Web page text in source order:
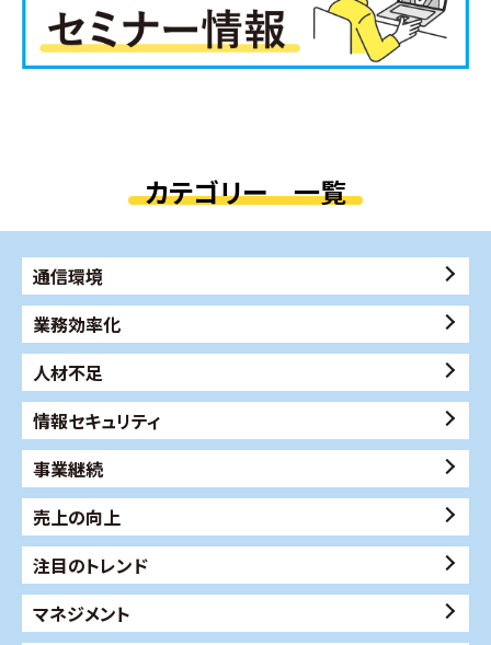
カテゴリー 一覧
通信環境
業務効率化
人材不足
情報セキュリティ
事業継続
売上の向上
注目のトレンド
マネジメント